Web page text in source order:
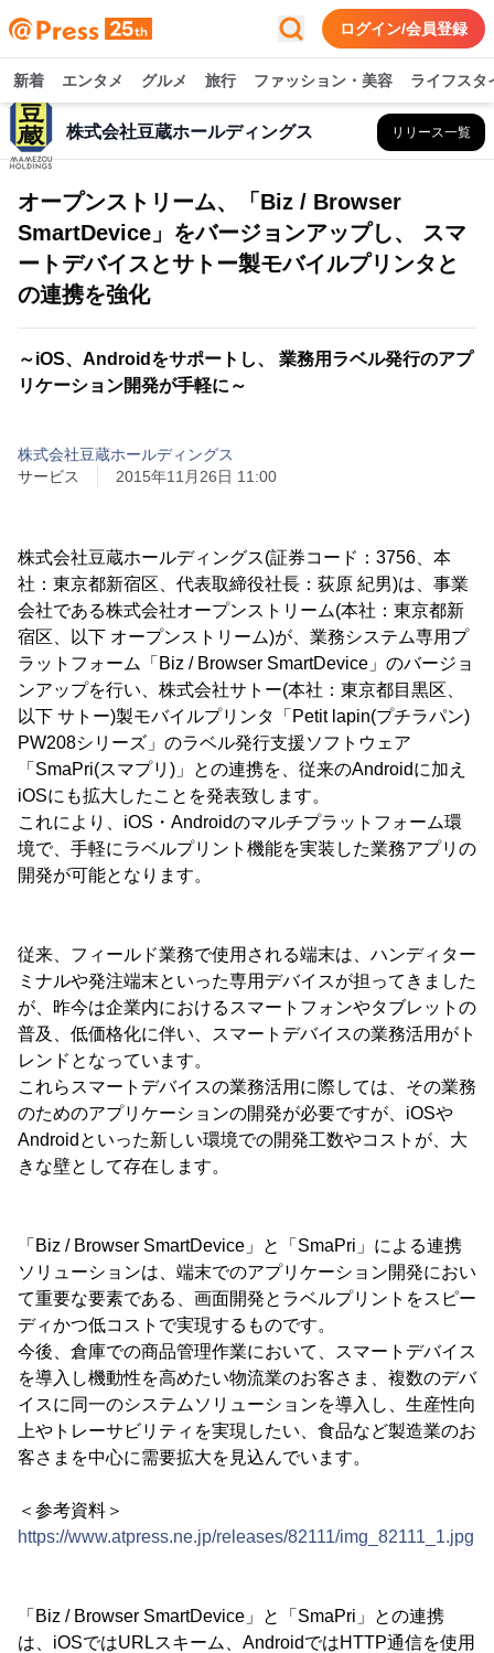
ログイン/会員登録
新着 エンタメ グルメ 旅行 ファッション・美容 ライフスタ
株式会社豆蔵ホールディングス リリース一覧
オープンストリーム、「Biz / Browser
SmartDevice」をバージョンアップし、 スマ
ートデバイスとサトー製モバイルプリンタと
の連携を強化
～iOS、Androidをサポートし、 業務用ラベル発行のアプ
リケーション開発が手軽に～
株式会社豆蔵ホールディングス
サービス
2015年11月26日 11:00
株式会社豆蔵ホールディングス(証券コード：3756、本
社：東京都新宿区、代表取締役社長：荻原 紀男)は、事業
会社である株式会社オープンストリーム(本社：東京都新
宿区、以下 オープンストリーム)が、業務システム専用プ
ラットフォーム「Biz / Browser SmartDevice」のバージョ
ンアップを行い、株式会社サトー(本社：東京都目黒区、
以下 サトー)製モバイルプリンタ「Petit lapin(プチラパン)
PW208シリーズ」のラベル発行支援ソフトウェア
「SmaPri(スマプリ)」との連携を、従来のAndroidに加え
iOSにも拡大したことを発表致します。
これにより、iOS・Androidのマルチプラットフォーム環
境で、手軽にラベルプリント機能を実装した業務アプリの
開発が可能となります。
従来、フィールド業務で使用される端末は、ハンディター
ミナルや発注端末といった専用デバイスが担ってきました
が、昨今は企業内におけるスマートフォンやタブレットの
普及、低価格化に伴い、スマートデバイスの業務活用がト
レンドとなっています。
これらスマートデバイスの業務活用に際しては、その業務
のためのアプリケーションの開発が必要ですが、iOSや
Androidといった新しい環境での開発工数やコストが、大
きな壁として存在します。
「Biz / Browser SmartDevice」と「SmaPri」による連携
ソリューションは、端末でのアプリケーション開発におい
て重要な要素である、画面開発とラベルプリントをスピー
ディかつ低コストで実現するものです。
今後、倉庫での商品管理作業において、スマートデバイス
を導入し機動性を高めたい物流業のお客さま、複数のデバ
イスに同一のシステムソリューションを導入し、生産性向
上やトレーサビリティを実現したい、食品など製造業のお
客さまを中心に需要拡大を見込んでいます。
＜参考資料＞
https://www.atpress.ne.jp/releases/82111/img_82111_1.jpg
「Biz / Browser SmartDevice」と「SmaPri」との連携
は、iOSではURLスキーム、AndroidではHTTP通信を使用